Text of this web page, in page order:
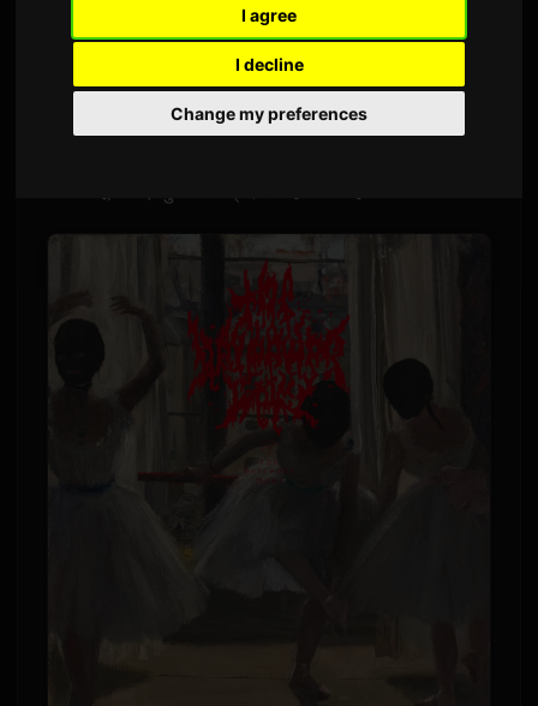
I agree
I decline
Change my preferences
टोक्यो-आधारित "हार्डकोर जे-पॉप" बँड द बरसिडीज मेन्सने
"मॉर्निंग स्टार"चा संगीत व्हिडिओ जारी केला आहे. हा गाणा टीव्ही
टोक्योच्या नव्या नाटक मालिका夫を殺したはずなのに